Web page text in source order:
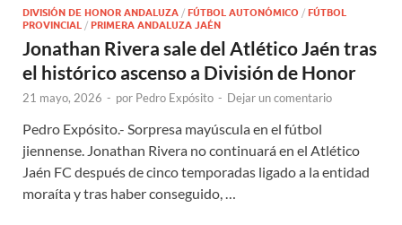
DIVISIÓN DE HONOR ANDALUZA / FÚTBOL AUTONÓMICO / FÚTBOL
PROVINCIAL / PRIMERA ANDALUZA JAÉN
Jonathan Rivera sale del Atlético Jaén tras
el histórico ascenso a División de Honor
21 mayo, 2026 - por Pedro Expósito - Dejar un comentario
Pedro Expósito.- Sorpresa mayúscula en el fútbol
jiennense. Jonathan Rivera no continuará en el Atlético
Jaén FC después de cinco temporadas ligado a la entidad
moraíta y tras haber conseguido, …